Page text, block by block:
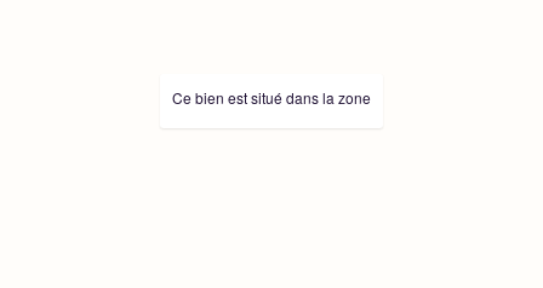
Ce bien est situé dans la zone